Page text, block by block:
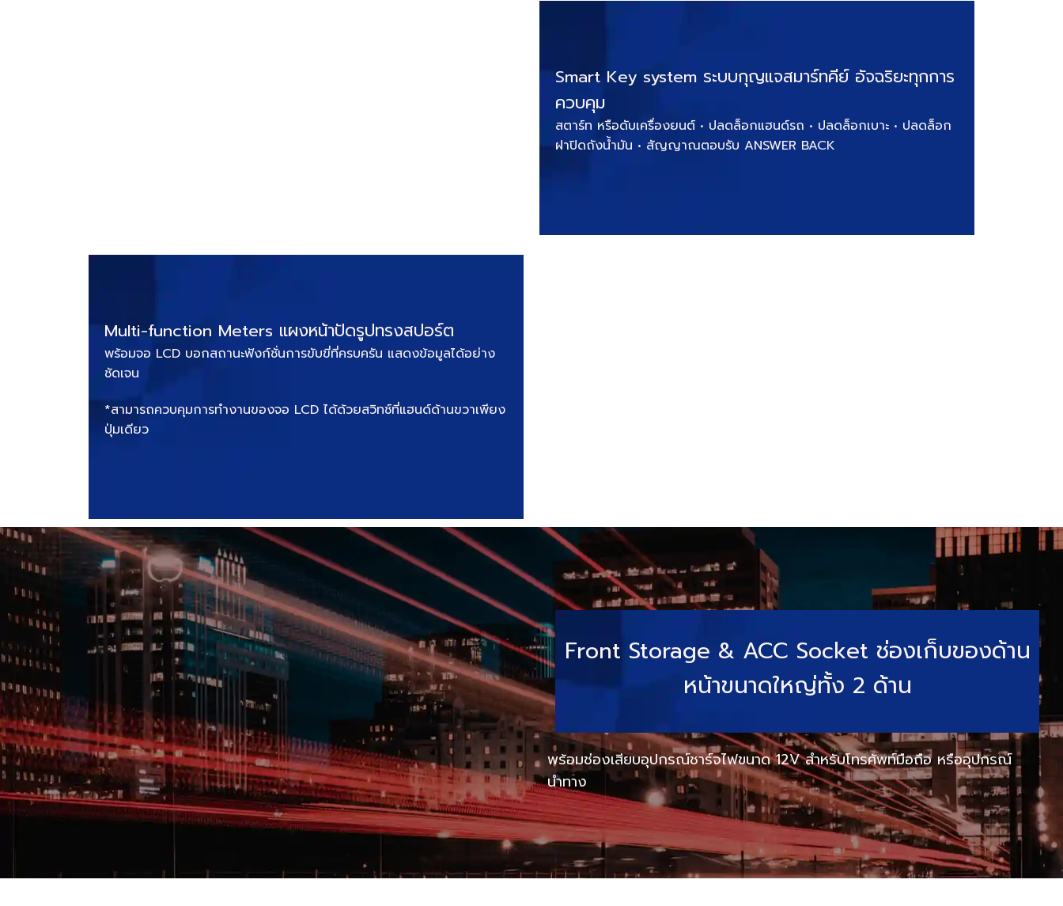
Smart Key system ระบบกุญแจสมาร์ทคีย์ อัจฉริยะทุกการ
ควบคุม
สตาร์ท หรือดับเครื่องยนต์ • ปลดล็อกแฮนด์รถ • ปลดล็อกเบาะ • ปลดล็อก
ฝาปิดถังน้ำมัน • สัญญาณตอบรับ ANSWER BACK
Multi-function Meters แผงหน้าปัดรูปทรงสปอร์ต
พร้อมจอ LCD บอกสถานะฟังก์ชั่นการขับขี่ที่ครบครัน แสดงข้อมูลได้อย่าง
ชัดเจน
*สามารถควบคุมการทำงานของจอ LCD ได้ด้วยสวิทช์ที่แฮนด์ด้านขวาเพียง
ปุ่มเดียว
Front Storage & ACC Socket ช่องเก็บของด้าน
หน้าขนาดใหญ่ทั้ง 2 ด้าน
พร้อมช่องเสียบอุปกรณ์ชาร์จไฟขนาด 12V สำหรับโทรศัพท์มือถือ หรืออุปกรณ์
นำทาง